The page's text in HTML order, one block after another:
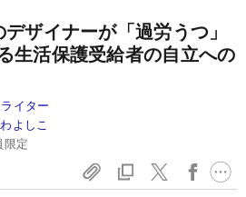
ザイナーが「過労うつ」
生活保護受給者の自立への
イター
よしこ
限定